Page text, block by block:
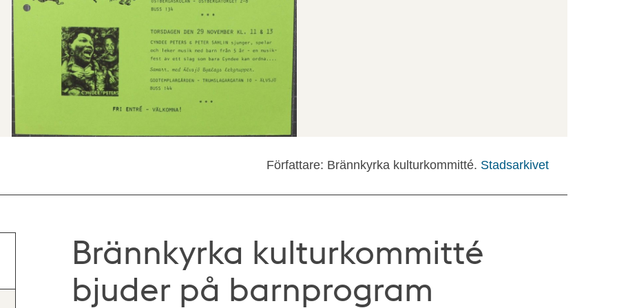
Författare: Brännkyrka kulturkommitté. Stadsarkivet
Brännkyrka kulturkommitté
bjuder på barnprogram